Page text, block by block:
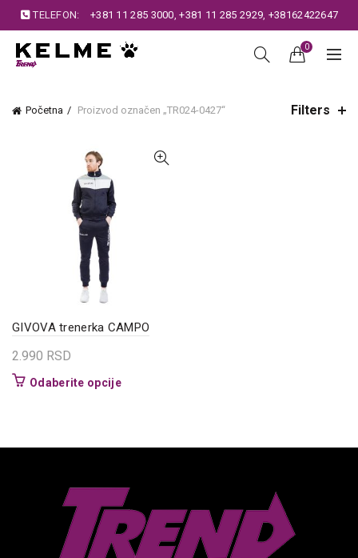
TELEFON: +381 11 285 3000,+381 11 285 2929, +38162422647
0
Početna Proizvod označen „TR024-0427“ Filters
GIVOVA trenerka CAMPO
2.990 RSD
Odaberite opcijeOvaj
varijanti.
mogu
biti
izabrane
na